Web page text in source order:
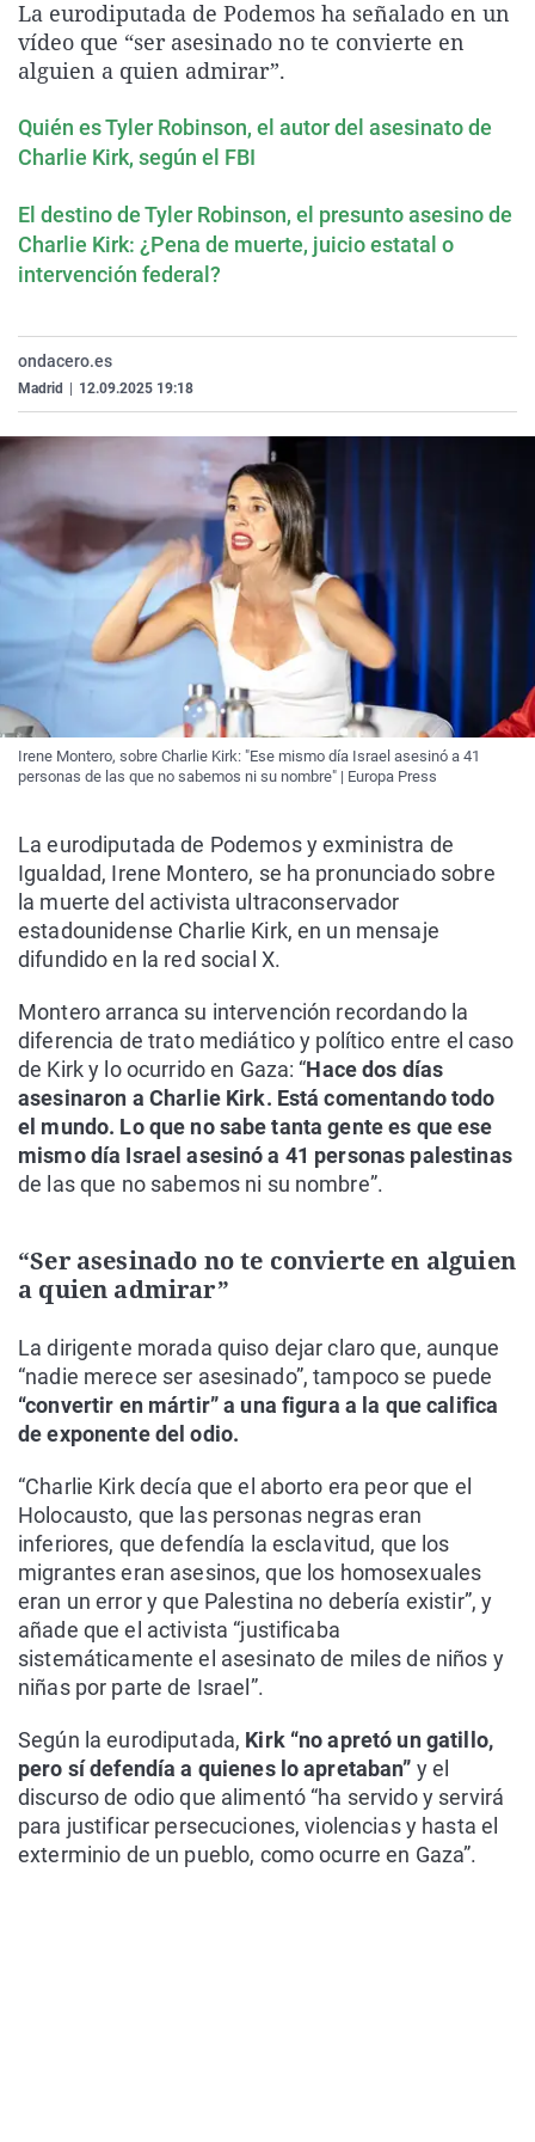
La rosa de los vientos
Caso
Extremadura
Virales
La eurodiputada de Podemos ha señalado en un
vídeo que “ser asesinado no te convierte en
alguien a quien admirar”.
Quién es Tyler Robinson, el autor del asesinato de
Charlie Kirk, según el FBI
El destino de Tyler Robinson, el presunto asesino de
Charlie Kirk: ¿Pena de muerte, juicio estatal o
intervención federal?
ondacero.es
Madrid 12.09.2025 19:18
Irene Montero, sobre Charlie Kirk: "Ese mismo día Israel asesinó a 41
personas de las que no sabemos ni su nombre" | Europa Press
La eurodiputada de Podemos y exministra de
Igualdad, Irene Montero, se ha pronunciado sobre
la muerte del activista ultraconservador
estadounidense Charlie Kirk, en un mensaje
difundido en la red social X.
Montero arranca su intervención recordando la
diferencia de trato mediático y político entre el caso
de Kirk y lo ocurrido en Gaza: “Hace dos días
asesinaron a Charlie Kirk. Está comentando todo
el mundo. Lo que no sabe tanta gente es que ese
mismo día Israel asesinó a 41 personas palestinas
de las que no sabemos ni su nombre”.
“Ser asesinado no te convierte en alguien
a quien admirar”
La dirigente morada quiso dejar claro que, aunque
“nadie merece ser asesinado”, tampoco se puede
“convertir en mártir” a una figura a la que califica
de exponente del odio.
“Charlie Kirk decía que el aborto era peor que el
Holocausto, que las personas negras eran
inferiores, que defendía la esclavitud, que los
migrantes eran asesinos, que los homosexuales
eran un error y que Palestina no debería existir”, y
añade que el activista “justificaba
sistemáticamente el asesinato de miles de niños y
niñas por parte de Israel”.
Según la eurodiputada, Kirk “no apretó un gatillo,
pero sí defendía a quienes lo apretaban” y el
discurso de odio que alimentó “ha servido y servirá
para justificar persecuciones, violencias y hasta el
exterminio de un pueblo, como ocurre en Gaza”.